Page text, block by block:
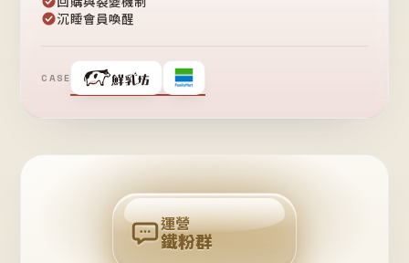
沉睡會員喚醒
CASE
❤
粉
回
購
運營
鐵粉群